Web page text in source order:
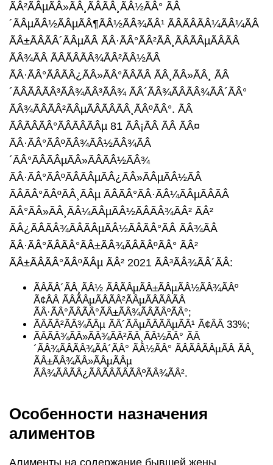
ÃÂ²ÃÂµÃÂ»ÃÂ¸ÃÂÃÂ¸ÃÂ½ÃÂ° ÃÂ
´ÃÂµÃÂ½ÃÂµÃÂ¶ÃÂ½ÃÂ¾ÃÂ¹ ÃÂÃÂÃÂ¼ÃÂ¼ÃÂ
ÃÂ±ÃÂÃÂ´ÃÂµÃÂ ÃÂ·ÃÂ°ÃÂ²ÃÂ¸ÃÂÃÂµÃÂÃÂ
ÃÂ¾ÃÂ ÃÂÃÂÃÂ¾ÃÂ²ÃÂ½ÃÂ
ÃÂ·ÃÂ°ÃÂÃÂ¿ÃÂ»ÃÂ°ÃÂÃÂ ÃÂ¸ÃÂ»ÃÂ¸ ÃÂ
´ÃÂÃÂÃÂ³ÃÂ¾ÃÂ³ÃÂ¾ ÃÂ´ÃÂ¾ÃÂÃÂ¾ÃÂ´ÃÂ°
ÃÂ¾ÃÂÃÂ²ÃÂµÃÂÃÂÃÂ¸ÃÂºÃÂ°. ÃÂ
ÃÂÃÂÃÂ°ÃÂÃÂÃÂµ 81 ÃÂ¡ÃÂ ÃÂ ÃÂ¤
ÃÂ·ÃÂ°ÃÂºÃÂ¾ÃÂ½ÃÂ¾ÃÂ
´ÃÂ°ÃÂÃÂµÃÂ»ÃÂÃÂ½ÃÂ¾
ÃÂ·ÃÂ°ÃÂºÃÂÃÂµÃÂ¿ÃÂ»ÃÂµÃÂ½ÃÂ
ÃÂÃÂ°ÃÂºÃÂ¸ÃÂµ ÃÂÃÂ°ÃÂ·ÃÂ¼ÃÂµÃÂÃÂ
ÃÂ°ÃÂ»ÃÂ¸ÃÂ¼ÃÂµÃÂ½ÃÂÃÂ¾ÃÂ² ÃÂ²
ÃÂ¿ÃÂÃÂ¾ÃÂÃÂµÃÂ½ÃÂÃÂ°ÃÂ ÃÂ¾ÃÂ
ÃÂ·ÃÂ°ÃÂÃÂ°ÃÂ±ÃÂ¾ÃÂÃÂºÃÂ° ÃÂ²
ÃÂ±ÃÂÃÂ°ÃÂºÃÂµ ÃÂ² 2021 ÃÂ³ÃÂ¾ÃÂ´ÃÂ:
ÃÂÃÂ´ÃÂ¸ÃÂ½ ÃÂÃÂµÃÂ±ÃÂµÃÂ½ÃÂ¾ÃÂº
Ã¢ÂÂ ÃÂÃÂµÃÂÃÂ²ÃÂµÃÂÃÂÃÂ
ÃÂ·ÃÂ°ÃÂÃÂ°ÃÂ±ÃÂ¾ÃÂÃÂºÃÂ°;
ÃÂÃÂ²ÃÂ¾ÃÂµ ÃÂ´ÃÂµÃÂÃÂµÃÂ¹ Ã¢ÂÂ 33%;
ÃÂÃÂ¾ÃÂ»ÃÂ¾ÃÂ²ÃÂ¸ÃÂ½ÃÂ° ÃÂ
´ÃÂ¾ÃÂÃÂ¾ÃÂ´ÃÂ° ÃÂ½ÃÂ° ÃÂÃÂÃÂµÃÂ ÃÂ¸
ÃÂ±ÃÂ¾ÃÂ»ÃÂµÃÂµ
ÃÂ¾ÃÂÃÂ¿ÃÂÃÂÃÂÃÂºÃÂ¾ÃÂ².
Особенности назначения
алиментов
Алименты на содержание бывшей жены